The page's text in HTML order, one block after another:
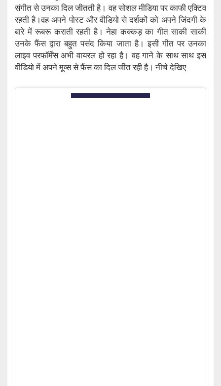
संगीत से उनका दिल जीतती है। वह सोशल मीडिया पर काफी एक्टिव
रहती है।वह अपने पोस्ट और वीडियो से दर्शकों को अपने जिंदगी के
बारे में रूबरू कराती रहती है। नेहा कक्कड़ का गीत साकी साकी
उनके फैंस द्वारा बहुत पसंद किया जाता है। इसी गीत पर उनका
लाइव परफॉर्मेंस अभी वायरल हो रहा है। वह गाने के साथ साथ इस
वीडियो में अपने मूव्स से फैंस का दिल जीत रही है। नीचे देखिए